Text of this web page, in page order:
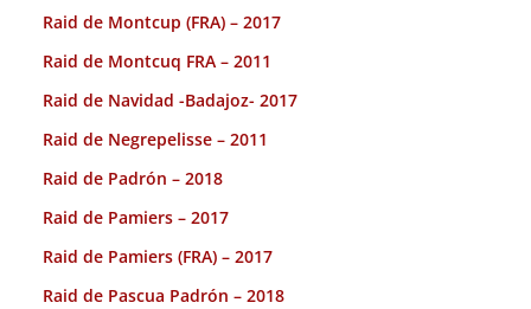
Raid de Montcup (FRA) – 2017
Raid de Montcuq FRA – 2011
Raid de Navidad -Badajoz- 2017
Raid de Negrepelisse – 2011
Raid de Padrón – 2018
Raid de Pamiers – 2017
Raid de Pamiers (FRA) – 2017
Raid de Pascua Padrón – 2018